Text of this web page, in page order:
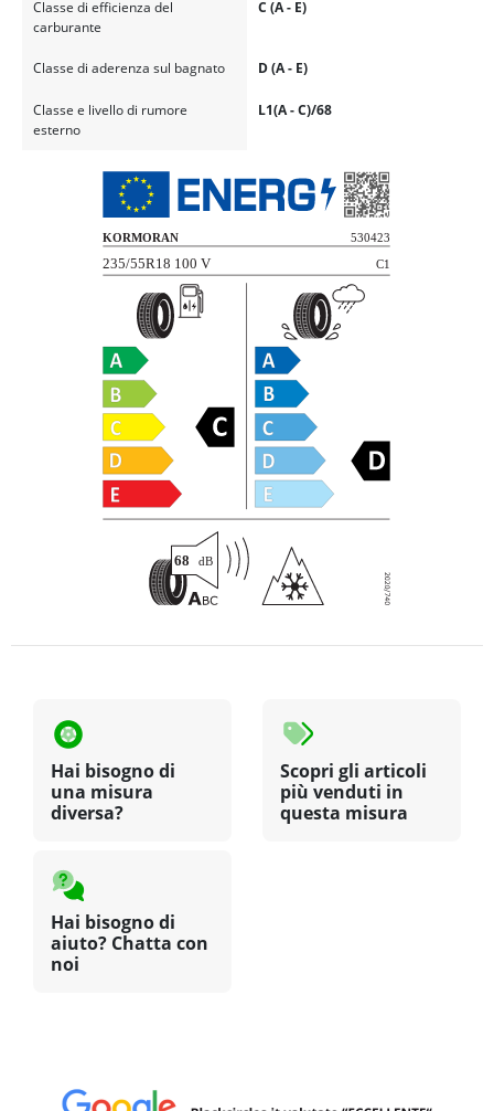
Classe di efficienza del
carburante
C (A - E)
Classe di aderenza sul bagnato D (A - E)
Classe e livello di rumore
esterno
L1(A - C)/68
Hai bisogno di
una misura
diversa?
Scopri gli articoli
più venduti in
questa misura
Hai bisogno di
aiuto? Chatta con
noi